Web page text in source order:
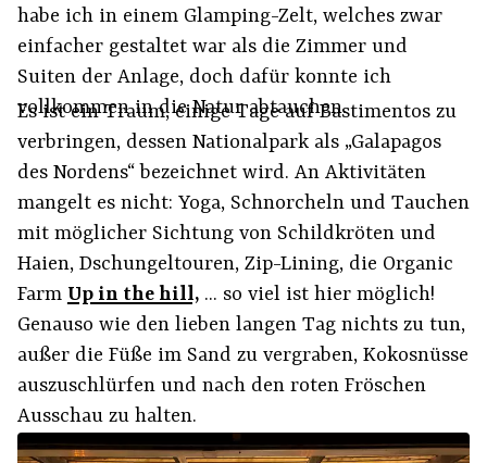
habe ich in einem Glamping-Zelt, welches zwar
einfacher gestaltet war als die Zimmer und
Suiten der Anlage, doch dafür konnte ich
vollkommen in die Natur abtauchen.
Es ist ein Traum, einige Tage auf Bastimentos zu
verbringen, dessen Nationalpark als „Galapagos
des Nordens“ bezeichnet wird. An Aktivitäten
mangelt es nicht: Yoga, Schnorcheln und Tauchen
mit möglicher Sichtung von Schildkröten und
Haien, Dschungeltouren, Zip-Lining, die Organic
Farm Up in the hill,... so viel ist hier möglich!
Genauso wie den lieben langen Tag nichts zu tun,
außer die Füße im Sand zu vergraben, Kokosnüsse
auszuschlürfen und nach den roten Fröschen
Ausschau zu halten.